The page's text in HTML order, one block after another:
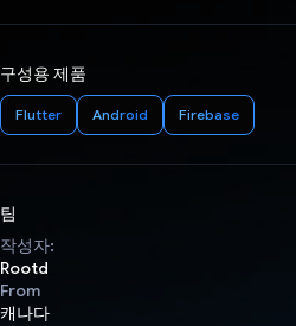
구성용 제품
Flutter Android Firebase
팀
작성자:
Rootd
From
캐나다